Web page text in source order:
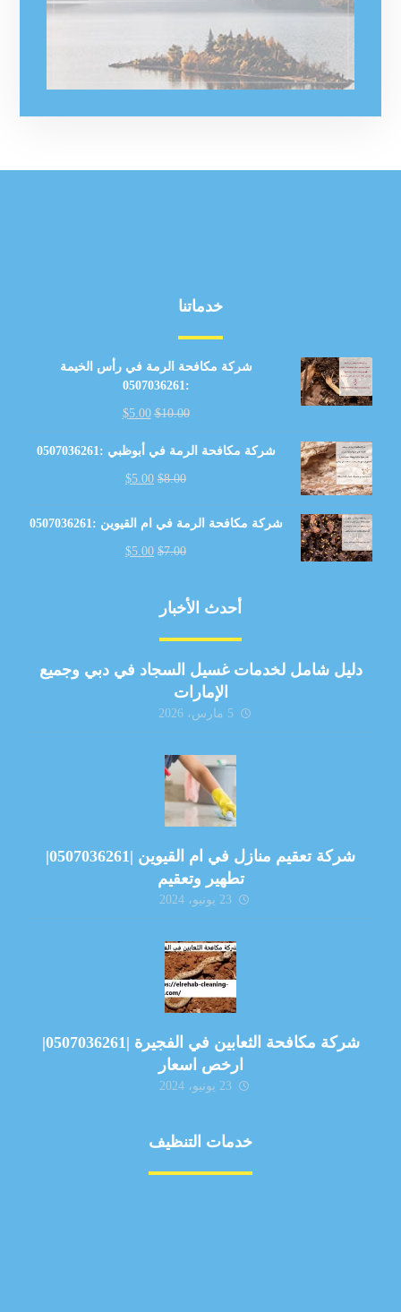
خدماتنا
شركة مكافحة الرمة في رأس الخيمة
:0507036261
$10.00
$5.00
شركة مكافحة الرمة في أبوظبي :0507036261
$8.00
$5.00
شركة مكافحة الرمة في ام القيوين :0507036261
$7.00
$5.00
أحدث الأخبار
دليل شامل لخدمات غسيل السجاد في دبي وجميع
الإمارات
5 مارس، 2026
شركة تعقيم منازل في ام القيوين |0507036261|
تطهير وتعقيم
23 يونيو، 2024
شركة مكافحة الثعابين في الفجيرة |0507036261|
ارخص اسعار
23 يونيو، 2024
خدمات التنظيف